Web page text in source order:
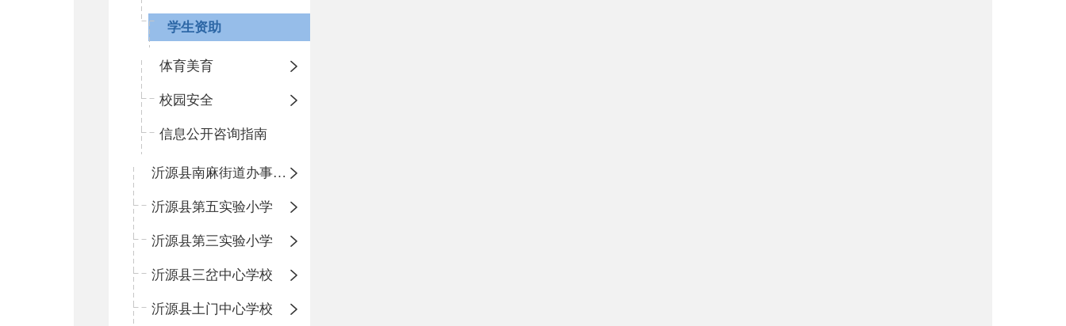
学生资助
体育美育
校园安全
信息公开咨询指南
沂源县南麻街道办事处中心小学
沂源县第五实验小学
沂源县第三实验小学
沂源县三岔中心学校
沂源县土门中心学校